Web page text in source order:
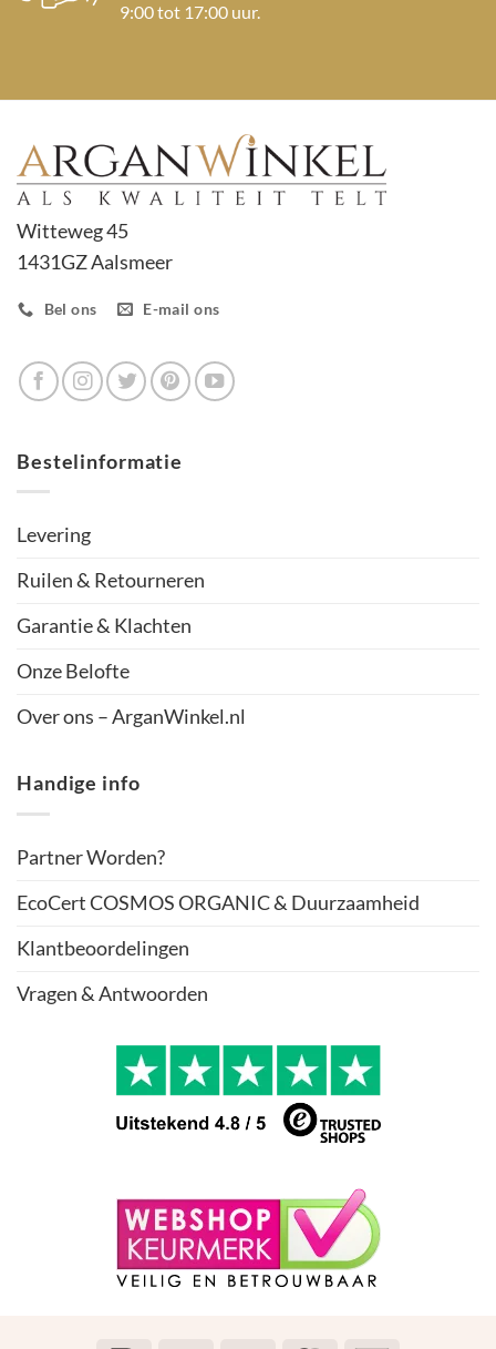
9:00 tot 17:00 uur.
Witteweg 45
1431GZ Aalsmeer
Bel ons E-mail ons
Bestelinformatie
Levering
Ruilen & Retourneren
Garantie & Klachten
Onze Belofte
Over ons – ArganWinkel.nl
Handige info
Partner Worden?
EcoCert COSMOS ORGANIC & Duurzaamheid
Klantbeoordelingen
Vragen & Antwoorden